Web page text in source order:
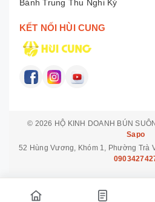
Bánh Trung Thu Nghi Ký
KẾT NỐI HÙI CUNG
© 2026 HỘ KINH DOANH BÚN
Sapo
52 Hùng Vương, Khóm 1, Phường Trà